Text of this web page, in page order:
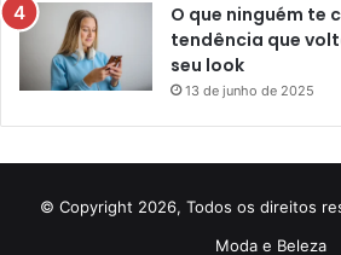
O que ninguém te
tendência que
seu look
13 de junho de 2025
© Copyright 2026, Todos os direitos
Moda e Beleza